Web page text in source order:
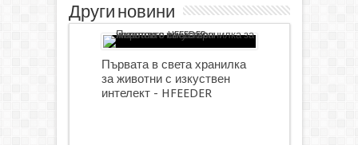
Други новини
Първата в света хранилка
за животни с изкуствен
интелект - HFEEDER